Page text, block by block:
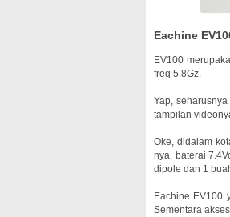
Eachine
EV100
freq 5.8Gz.
Yap,
tampilan
Oke, didalam
nya, baterai
dipole dan 1
Eachine EV100
Sementara